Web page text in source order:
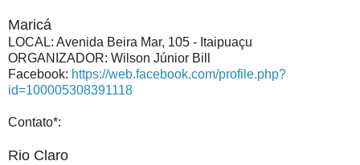
Maricá
LOCAL: Avenida Beira Mar, 105 - Itaipuaçu
ORGANIZADOR: Wilson Júnior Bill
Facebook: https://web.facebook.com/profile.php?
id=100005308391118
Contato*:
Rio Claro